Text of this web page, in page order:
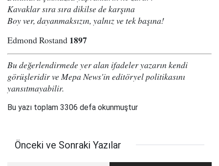
Kavaklar sıra sıra dikilse de karşına
Boy ver, dayanmaksızın, yalnız ve tek başına!
Edmond Rostand 1897
Bu değerlendirmede yer alan ifadeler yazarın kendi
görüşleridir ve Mepa News'in editöryel politikasını
yansıtmayabilir.
Bu yazı toplam 3306 defa okunmuştur
Önceki ve Sonraki Yazılar